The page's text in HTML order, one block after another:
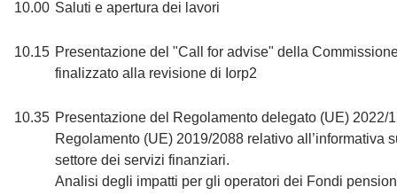
10.00 Saluti e apertura dei lavori
10.15 Presentazione del "Call for advise" della
finalizzato alla revisione di Iorp2
10.35 Presentazione del Regolamento delegato (UE) 2022/
Regolamento (UE) 2019/2088 relativo all’informativa
settore dei servizi finanziari.
Analisi degli impatti per gli operatori dei Fondi